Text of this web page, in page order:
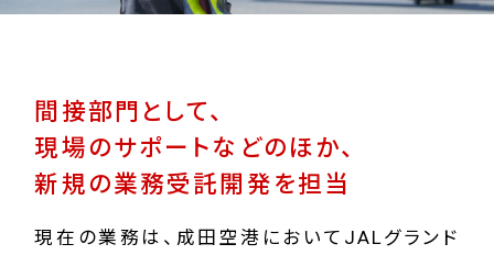
間接部門として、
現場のサポートなどのほか、
新規の業務受託開発を担当
現在の業務は、成田空港においてJALグランド